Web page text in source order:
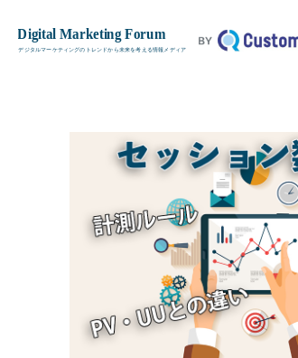
TOP 基本用語 セッション数と